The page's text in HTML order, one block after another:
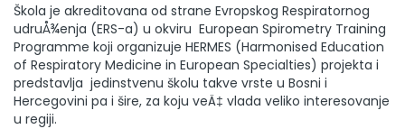
Škola je akreditovana od strane Evropskog Respiratornog
udruÅ¾enja (ERS-a) u okviru European Spirometry Training
Programme koji organizuje HERMES (Harmonised Education
of Respiratory Medicine in European Specialties) projekta i
predstavlja jedinstvenu školu takve vrste u Bosni i
Hercegovini pa i šire, za koju veÄ‡ vlada veliko interesovanje
u regiji.